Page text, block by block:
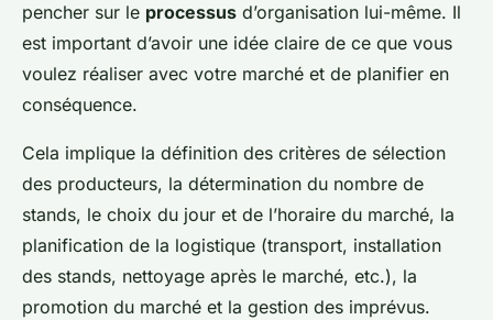
pencher sur le processus d’organisation lui-même. Il
est important d’avoir une idée claire de ce que vous
voulez réaliser avec votre marché et de planifier en
conséquence.
Cela implique la définition des critères de sélection
des producteurs, la détermination du nombre de
stands, le choix du jour et de l’horaire du marché, la
planification de la logistique (transport, installation
des stands, nettoyage après le marché, etc.), la
promotion du marché et la gestion des imprévus.